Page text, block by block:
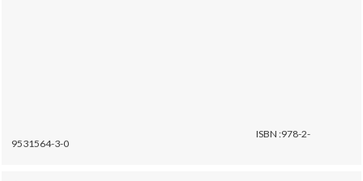
ISBN :978-2-
9531564-3-0